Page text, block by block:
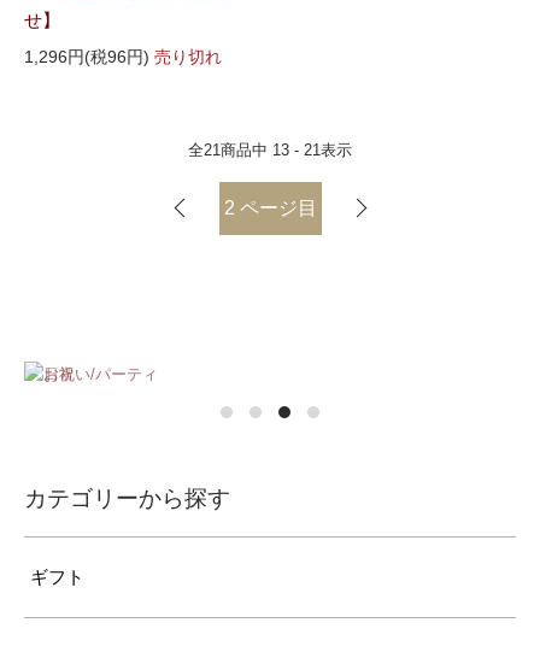
せ】
1,296円(税96円) 売り切れ
全21商品中 13 - 21表示
2 ページ目
カテゴリーから探す
ギフト